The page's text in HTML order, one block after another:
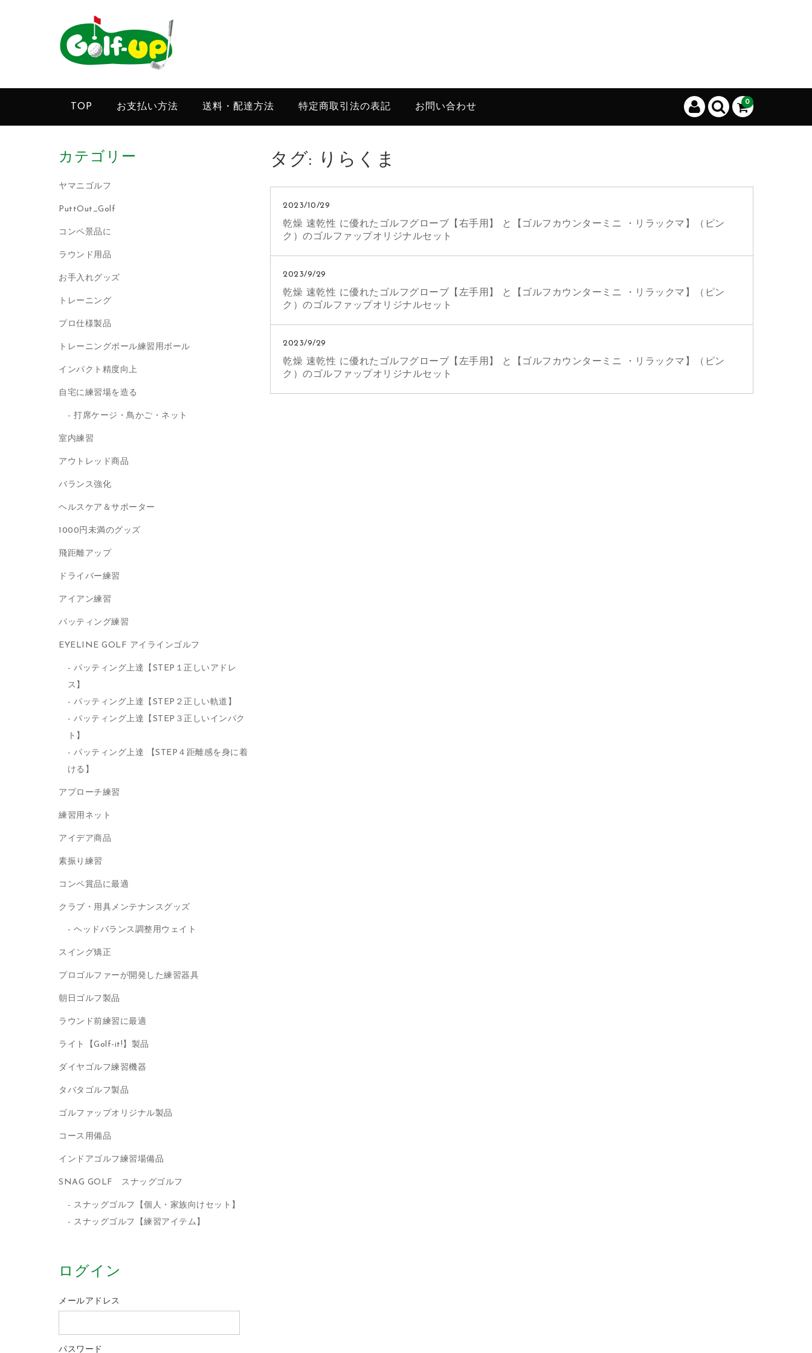
0
TOP お支払い方法 送料・配達方法 特定商取引法の表記 お問い合わせ
タグ: りらくま
2023/10/29
乾燥 速乾性 に優れたゴルフグローブ【右手用】 と【ゴルフカウンターミニ ・リラックマ】（ピン
ク）のゴルファップオリジナルセット
2023/9/29
乾燥 速乾性 に優れたゴルフグローブ【左手用】 と【ゴルフカウンターミニ ・リラックマ】（ピン
ク）のゴルファップオリジナルセット
2023/9/29
乾燥 速乾性 に優れたゴルフグローブ【左手用】 と【ゴルフカウンターミニ ・リラックマ】（ピン
ク）のゴルファップオリジナルセット
カテゴリー
ヤマニゴルフ
PuttOut_Golf
コンペ景品に
ラウンド用品
お手入れグッズ
トレーニング
プロ仕様製品
トレーニングボール練習用ボール
インパクト精度向上
自宅に練習場を造る
打席ケージ・鳥かご・ネット
室内練習
アウトレッド商品
バランス強化
ヘルスケア＆サポーター
1000円未満のグッズ
飛距離アップ
ドライバー練習
アイアン練習
パッティング練習
EYELINE GOLF アイラインゴルフ
パッティング上達【STEP１正しいアドレ
ス】
パッティング上達【STEP２正しい軌道】
パッティング上達【STEP３正しいインパク
ト】
パッティング上達 【STEP４距離感を身に着
ける】
アプローチ練習
練習用ネット
アイデア商品
素振り練習
コンペ賞品に最適
クラブ・用具メンテナンスグッズ
ヘッドバランス調整用ウェイト
スイング矯正
プロゴルファーが開発した練習器具
朝日ゴルフ製品
ラウンド前練習に最適
ライト【Golf-it!】製品
ダイヤゴルフ練習機器
タバタゴルフ製品
ゴルファップオリジナル製品
コース用備品
インドアゴルフ練習場備品
SNAG GOLF スナッグゴルフ
スナッグゴルフ【個人・家族向けセット】
スナッグゴルフ【練習アイテム】
ログイン
メールアドレス
パスワード